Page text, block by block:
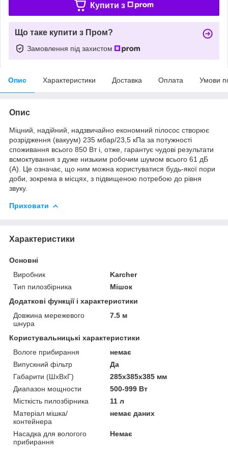
Купити з
Що таке купити з Пром?
Замовлення під захистом
Опис Характеристики Доставка Оплата Умови
Опис
Міцний, надійний, надзвичайно економний пілосос створює
розрідження (вакуум) 235 мбар/23,5 кПа за потужності
споживання всього 850 Вт і, отже, гарантує чудові результати
всмоктування з дуже низьким робочим шумом всього 61 дБ
(A). Це означає, що ним можна користуватися будь-якої пори
доби, зокрема в місцях, з підвищеною потребою до рівня
звуку.
Приховати
Характеристики
Основні
Виробник
Karcher
Тип пилозбірника
Мішок
Додаткові функції і характеристики
Довжина мережевого
шнура
7.5 м
Користувальницькі характеристики
Вологе прибирання
немає
Випускний фільтр
Да
Габарити (ШхВхГ)
285х385х385 мм
Диапазон мощности
500-999 Вт
Місткість пилозбірника
11 л
Матеріал мішка/
контейнера
немає даних
Насадка для вологого
прибирання
Немає